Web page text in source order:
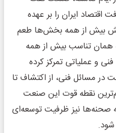
ایران را بر عهده
بیش از همه بخش‌ها طعم
همان تناسب بیش از همه
و عملیاتی تمرکز کرده
در مسائل فنی، از اکتشاف تا
نقطه قوت این صنعت
نیز ظرفیت توسعه‌ای